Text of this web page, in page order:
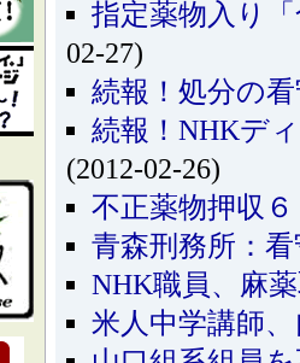
指定薬物入り
02-27)
続報！処分の
続報！NHKデ
(2012-02-26)
不正薬物押収
青森刑務所：
NHK職員、麻
米人中学講師